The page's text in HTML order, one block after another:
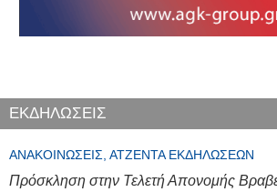
ΕΚΔΗΛΩΣΕΙΣ
ΑΝΑΚΟΙΝΏΣΕΙΣ, ΑΤΖΈΝΤΑ ΕΚΔΗΛΏΣΕΩΝ
Πρόσκληση στην Τελετή Απονομής